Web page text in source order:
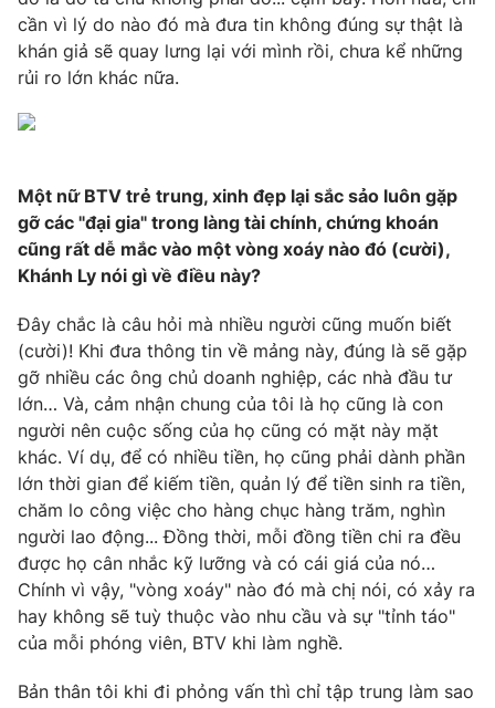
cần vì lý do nào đó mà đưa tin không đúng sự thật là
khán giả sẽ quay lưng lại với mình rồi, chưa kể những
rủi ro lớn khác nữa.
Một nữ BTV trẻ trung, xinh đẹp lại sắc sảo luôn gặp
gỡ các "đại gia" trong làng tài chính, chứng khoán
cũng rất dễ mắc vào một vòng xoáy nào đó (cười),
Khánh Ly nói gì về điều này?
Đây chắc là câu hỏi mà nhiều người cũng muốn biết
(cười)! Khi đưa thông tin về mảng này, đúng là sẽ gặp
gỡ nhiều các ông chủ doanh nghiệp, các nhà đầu tư
lớn… Và, cảm nhận chung của tôi là họ cũng là con
người nên cuộc sống của họ cũng có mặt này mặt
khác. Ví dụ, để có nhiều tiền, họ cũng phải dành phần
lớn thời gian để kiếm tiền, quản lý để tiền sinh ra tiền,
chăm lo công việc cho hàng chục hàng trăm, nghìn
người lao động... Đồng thời, mỗi đồng tiền chi ra đều
được họ cân nhắc kỹ lưỡng và có cái giá của nó…
Chính vì vậy, "vòng xoáy" nào đó mà chị nói, có xảy ra
hay không sẽ tuỳ thuộc vào nhu cầu và sự "tỉnh táo"
của mỗi phóng viên, BTV khi làm nghề.
Bản thân tôi khi đi phỏng vấn thì chỉ tập trung làm sao